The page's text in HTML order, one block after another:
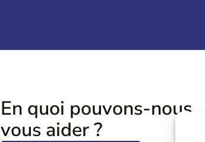
En quoi pouvons-nous
vous aider ?